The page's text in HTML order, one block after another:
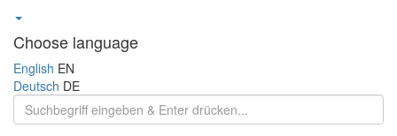
Choose language
English EN
Deutsch DE